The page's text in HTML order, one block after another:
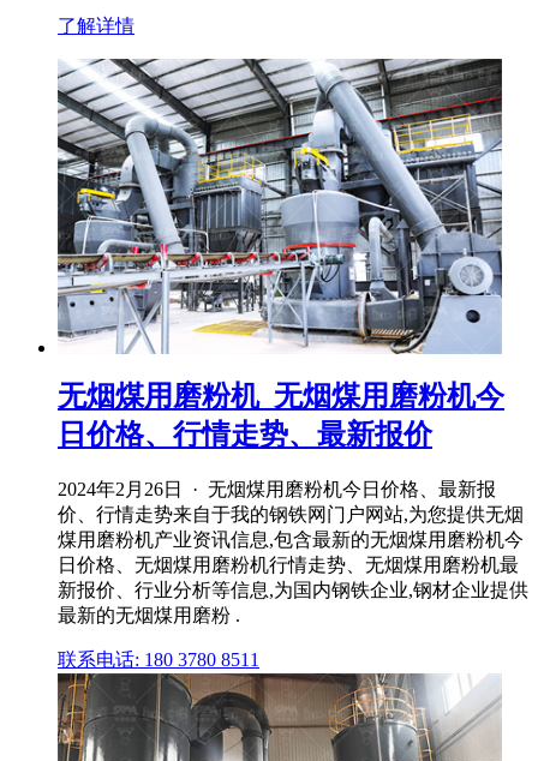
了解详情
无烟煤用磨粉机_无烟煤用磨粉机今
日价格、行情走势、最新报价
2024年2月26日 · 无烟煤用磨粉机今日价格、最新报
价、行情走势来自于我的钢铁网门户网站,为您提供无烟
煤用磨粉机产业资讯信息,包含最新的无烟煤用磨粉机今
日价格、无烟煤用磨粉机行情走势、无烟煤用磨粉机最
新报价、行业分析等信息,为国内钢铁企业,钢材企业提供
最新的无烟煤用磨粉 .
联系电话: 180 3780 8511